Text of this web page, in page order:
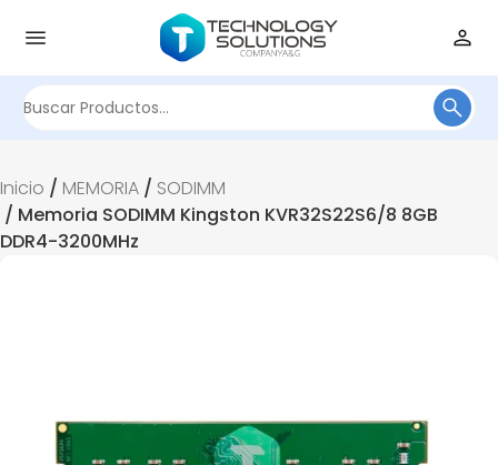
Inicio / MEMORIA / SODIMM
/ Memoria SODIMM Kingston KVR32S22S6/8 8GB
DDR4-3200MHz